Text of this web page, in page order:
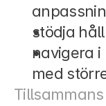
stödja
navigera
med